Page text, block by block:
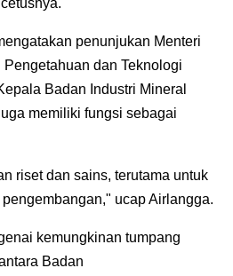
penunjukan Menteri
dan Teknologi
Badan Industri Mineral
memiliki fungsi sebagai
riset dan sains, terutama untuk
ucap Airlangga.
kemungkinan tumpang
Badan